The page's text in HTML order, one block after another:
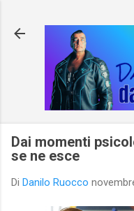
Dai momenti
se ne esce
Di Danilo Ruocco